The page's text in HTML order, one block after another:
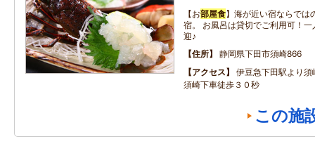
【お部屋食】海が近い宿ならでは
宿。 お風呂は貸切でご利用可！
迎♪
住所
静岡県下田市須崎866
アクセス
伊豆急下田駅より
須崎下車徒歩３０秒
この施